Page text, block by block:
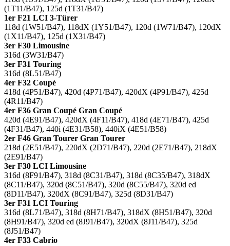
(1T11/B47), 125d (1T31/B47)
1er F21 LCI 3-Türer
118d (1W51/B47), 118dX (1Y51/B47), 120d (1W71/B47), 120dX
(1X11/B47), 125d (1X31/B47)
3er F30 Limousine
316d (3W31/B47)
3er F31 Touring
316d (8L51/B47)
4er F32 Coupé
418d (4P51/B47), 420d (4P71/B47), 420dX (4P91/B47), 425d
(4R11/B47)
4er F36 Gran Coupé Gran Coupé
420d (4E91/B47), 420dX (4F11/B47), 418d (4E71/B47), 425d
(4F31/B47), 440i (4E31/B58), 440iX (4E51/B58)
2er F46 Gran Tourer Gran Tourer
218d (2E51/B47), 220dX (2D71/B47), 220d (2E71/B47), 218dX
(2E91/B47)
3er F30 LCI Limousine
316d (8F91/B47), 318d (8C31/B47), 318d (8C35/B47), 318dX
(8C11/B47), 320d (8C51/B47), 320d (8C55/B47), 320d ed
(8D11/B47), 320dX (8C91/B47), 325d (8D31/B47)
3er F31 LCI Touring
316d (8L71/B47), 318d (8H71/B47), 318dX (8H51/B47), 320d
(8H91/B47), 320d ed (8J91/B47), 320dX (8J11/B47), 325d
(8J51/B47)
4er F33 Cabrio